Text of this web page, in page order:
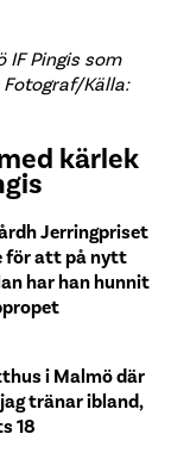
Pingis som
Källa:
kärlek
Jerringpriset
för att på nytt
har han hunnit
i Malmö där
tränar ibland,
18